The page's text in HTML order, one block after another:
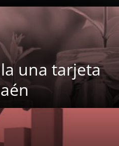
una tarjeta